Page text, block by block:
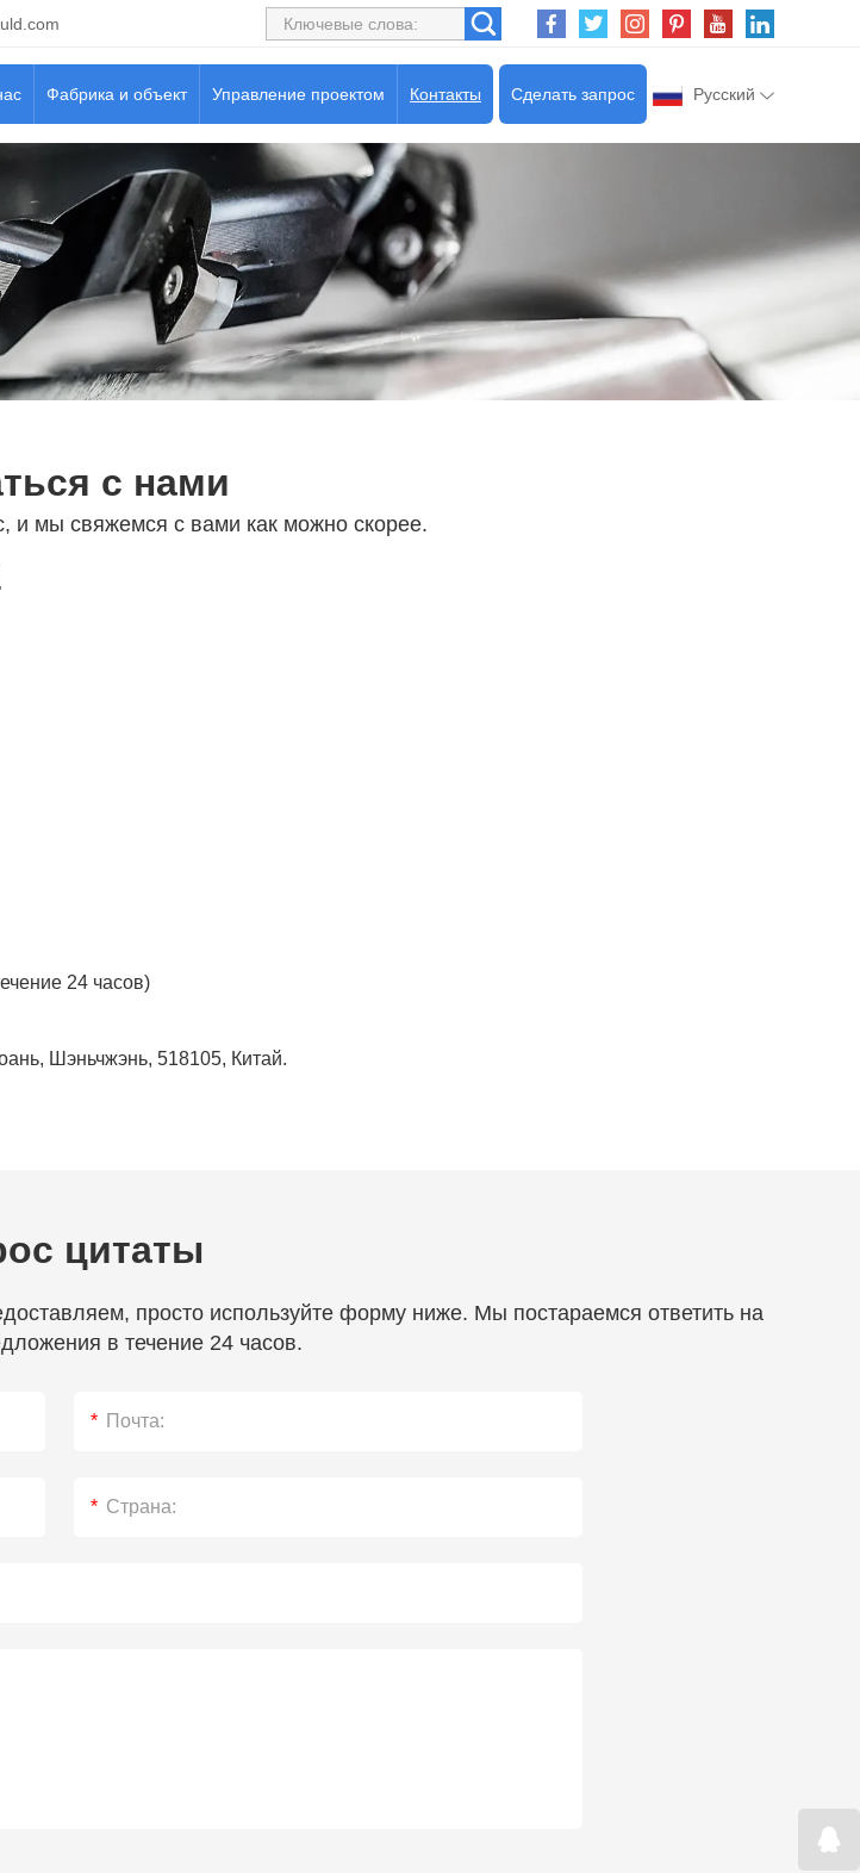
Русский
Сделать запрос
Фабрика и объект Управление проектом Контакты
с нами
и мы свяжемся с вами как можно скорее.
24 часов)
Шэньчжэнь, 518105, Китай.
цитаты
просто используйте форму ниже. Мы постараемся ответить на
в течение 24 часов.